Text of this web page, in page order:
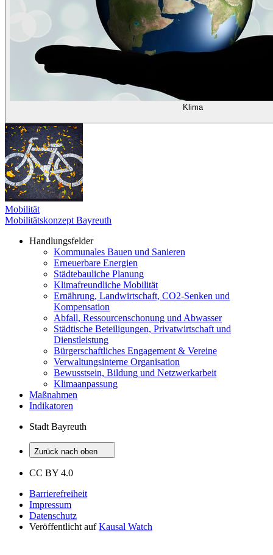
Klima
Mobilität
Mobilitätskonzept Bayreuth
Handlungsfelder
Kommunales Bauen und Sanieren
Erneuerbare Energien
Städtebauliche Planung
Klimafreundliche Mobilität
Ernährung, Landwirtschaft, CO2-Senken und
Kompensation
Abfall, Ressourcenschonung und Abwasser
Städtische Beteiligungen, Privatwirtschaft und
Dienstleistung
Bürgerschaftliches Engagement & Vereine
Verwaltungsinterne Organisation
Bewusstsein, Bildung und Netzwerkarbeit
Klimaanpassung
Maßnahmen
Indikatoren
Stadt Bayreuth
Zurück nach oben
CC BY 4.0
Barrierefreiheit
Impressum
Datenschutz
Veröffentlicht auf Kausal Watch